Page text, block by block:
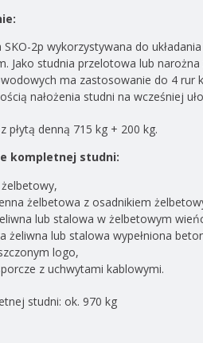
SKO-2p wykorzystywana do
Jako studnia przelotowa lub
ma zastosowanie do 4
nałożenia studni na wcześniej
płytą denną 715 kg + 200 kg.
kompletnej studni:
żelbetowa z osadnikiem
lub stalowa w żelbetowym
żeliwna lub stalowa wypełniona
logo,
z uchwytami kablowymi.
studni: ok. 970 kg